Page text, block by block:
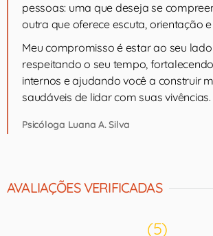
pessoas: uma que deseja se
outra que oferece escuta, orientação
Meu compromisso é estar ao seu
respeitando o seu tempo,
internos e ajudando você a construir
saudáveis de lidar com suas vivências.
Psicóloga Luana A. Silva
AVALIAÇÕES VERIFICADAS
(5)